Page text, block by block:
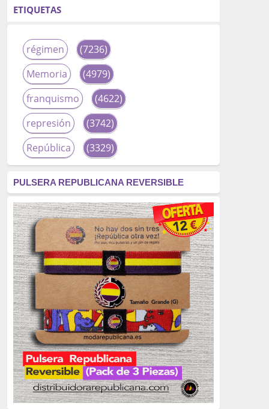
ETIQUETAS
régimen
(7236)
Memoria
(4979)
franquismo
(4622)
represión
(3742)
República
(3329)
fascismo
(2677)
tardofranquismo
(2320)
Actualidad
(2319)
monarquía
(2253)
borbones
(2176)
Cultura
(2163)
Guerra
(1674)
genocidio
(1234)
mujer
(1070)
PULSERA REPUBLICANA REVERSIBLE